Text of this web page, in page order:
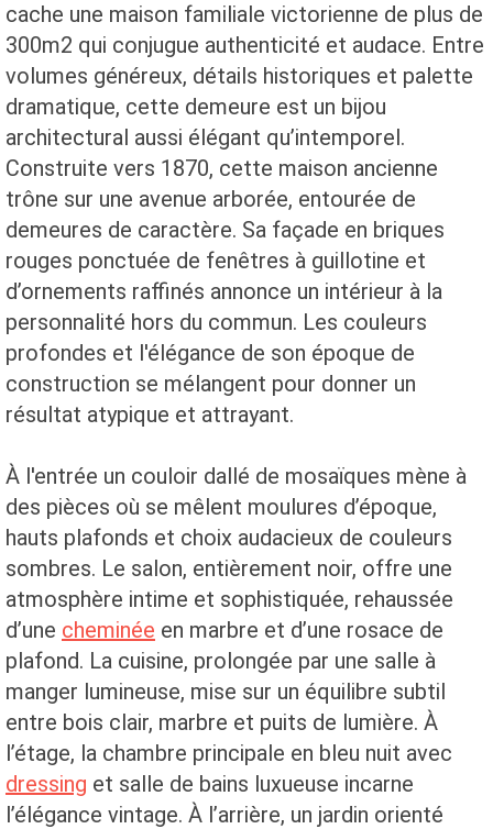
cache une maison familiale victorienne de plus de
300m2 qui conjugue authenticité et audace. Entre
volumes généreux, détails historiques et palette
dramatique, cette demeure est un bijou
architectural aussi élégant qu’intemporel.
Construite vers 1870, cette maison ancienne
trône sur une avenue arborée, entourée de
demeures de caractère. Sa façade en briques
rouges ponctuée de fenêtres à guillotine et
d’ornements raffinés annonce un intérieur à la
personnalité hors du commun. Les couleurs
profondes et l'élégance de son époque de
construction se mélangent pour donner un
résultat atypique et attrayant.
À l'entrée un couloir dallé de mosaïques mène à
des pièces où se mêlent moulures d’époque,
hauts plafonds et choix audacieux de couleurs
sombres. Le salon, entièrement noir, offre une
atmosphère intime et sophistiquée, rehaussée
d’une cheminée en marbre et d’une rosace de
plafond. La cuisine, prolongée par une salle à
manger lumineuse, mise sur un équilibre subtil
entre bois clair, marbre et puits de lumière. À
l’étage, la chambre principale en bleu nuit avec
dressing et salle de bains luxueuse incarne
l’élégance vintage. À l’arrière, un jardin orienté